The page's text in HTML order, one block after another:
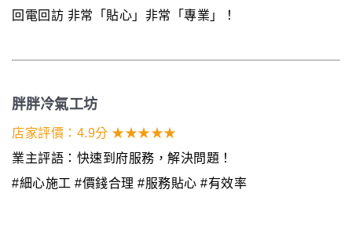
回電回訪 非常「貼心」非常「專業」！
胖胖冷氣工坊
店家評價：4.9分 ★★★★★
業主評語：快速到府服務，解決問題！
#細心施工 #價錢合理 #服務貼心 #有效率